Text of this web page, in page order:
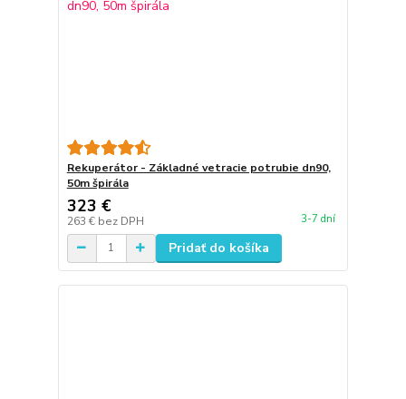
Rekuperátor - Základné vetracie potrubie dn90,
50m špirála
323 €
263 € bez DPH 3-7 dní
Pridať do košíka